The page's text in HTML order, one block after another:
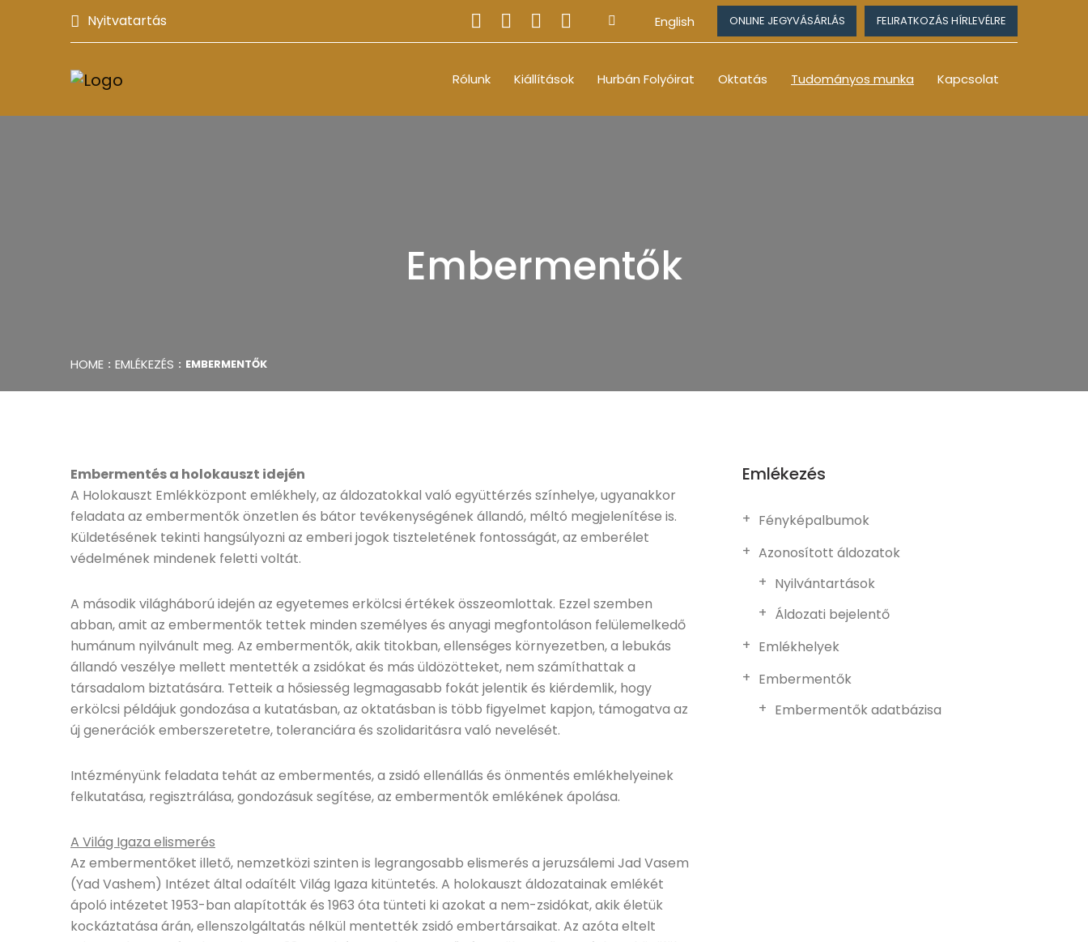
Nyitvatartás English ONLINE JEGYVÁSÁRLÁS FELIRATKOZÁS HÍRLEVÉLRE
Rólunk Kiállítások Hurbán Folyóirat Oktatás Tudományos munka Kapcsolat
Embermentők
HOME EMLÉKEZÉS EMBERMENTŐK
Embermentés a holokauszt idején
A Holokauszt Emlékközpont emlékhely, az áldozatokkal való együttérzés színhelye, ugyanakkor
feladata az embermentők önzetlen és bátor tevékenységének állandó, méltó megjelenítése is.
Küldetésének tekinti hangsúlyozni az emberi jogok tiszteletének fontosságát, az emberélet
védelmének mindenek feletti voltát.
A második világháború idején az egyetemes erkölcsi értékek összeomlottak. Ezzel szemben
abban, amit az embermentők tettek minden személyes és anyagi megfontoláson felülemelkedő
humánum nyilvánult meg. Az embermentők, akik titokban, ellenséges környezetben, a lebukás
állandó veszélye mellett mentették a zsidókat és más üldözötteket, nem számíthattak a
társadalom biztatására. Tetteik a hősiesség legmagasabb fokát jelentik és kiérdemlik, hogy
erkölcsi példájuk gondozása a kutatásban, az oktatásban is több figyelmet kapjon, támogatva az
új generációk emberszeretetre, toleranciára és szolidaritásra való nevelését.
Intézményünk feladata tehát az embermentés, a zsidó ellenállás és önmentés emlékhelyeinek
felkutatása, regisztrálása, gondozásuk segítése, az embermentők emlékének ápolása.
A Világ Igaza elismerés
Az embermentőket illető, nemzetközi szinten is legrangosabb elismerés a jeruzsálemi Jad Vasem
(Yad Vashem) Intézet által odaítélt Világ Igaza kitüntetés. A holokauszt áldozatainak emlékét
ápoló intézetet 1953-ban alapították és 1963 óta tünteti ki azokat a nem-zsidókat, akik életük
kockáztatása árán, ellenszolgáltatás nélkül mentették zsidó embertársaikat. Az azóta eltelt
Emlékezés
Fényképalbumok
Azonosított áldozatok
Nyilvántartások
Áldozati bejelentő
Emlékhelyek
Embermentők
Embermentők adatbázisa